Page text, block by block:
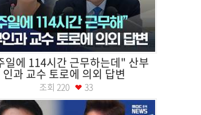
일에 114시간 근무하는데" 산부
인과 교수 토로에 의외 답변
조회 220 33